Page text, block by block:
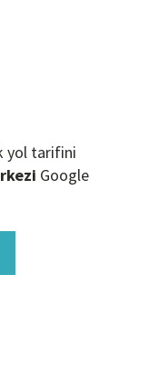
yol tarifini
Google